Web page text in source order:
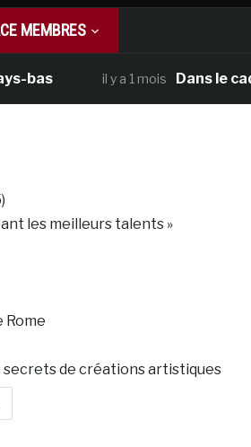
MEMBRES
il y a 1 mois Dans le cadre
les meilleurs talents »
Rome
secrets de créations artistiques